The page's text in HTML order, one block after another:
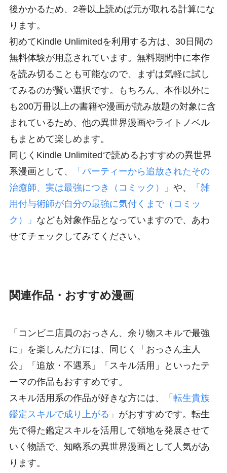
後かかるため、2巻以上読めば元が取れる計算にな
ります。
初めてKindle Unlimitedを利用する方は、30日間の
無料体験が用意されています。無料期間中に本作
を読み切ることも可能なので、まずは気軽に試し
てみるのが賢い選択です。もちろん、本作以外に
も200万冊以上の書籍や漫画が読み放題の対象に含
まれているため、他の異世界漫画やライトノベル
もまとめて楽しめます。
同じくKindle Unlimitedで読めるおすすめの異世界
系漫画として、
「パーティーから追放されたその
治癒師、実は最強につき（コミック）」 や、
「雑
用付与術師が自分の最強に気付くまで（コミッ
ク）」 なども対象作品となっていますので、あわ
せてチェックしてみてください。
関連作品・おすすめ漫画
「コンビニ店員のおっさん、余り物スキルで最強
に」を楽しんだ方には、同じく「おっさん主人
公」「追放・不遇系」「スキル活用」といったテ
ーマの作品もおすすめです。
スキル活用系の作品が好きな方には、
「転生貴族
鑑定スキルで成り上がる」 がおすすめです。転生
先で得た鑑定スキルを活用して領地を発展させて
いく物語で、知略系の異世界漫画として人気があ
ります。